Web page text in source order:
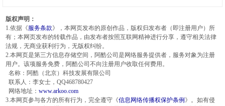
版权声明：
1.依据《服务条款》，本网页发布的原创作品，版权归发布者（即注册用户）所
有；本网页发布的转载作品，由发布者按照互联网精神进行分享，遵守相关法律
法规，无商业获利行为，无版权纠纷。
2.本网页是第三方信息存储空间，阿酷公司是网络服务提供者，服务对象为注册
用户。该项服务免费，阿酷公司不向注册用户收取任何费用。
名称：阿酷（北京）科技发展有限公司
联系人：李女士，QQ468780427
网络地址： www.arkoo.com
3.本网页参与各方的所有行为，完全遵守《信息网络传播权保护条例 》。如有侵